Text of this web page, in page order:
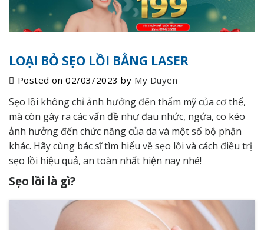
LOẠI BỎ SẸO LỒI BẰNG LASER
Posted on02/03/2023 by My Duyen
Sẹo lồi không chỉ ảnh hưởng đến thẩm mỹ của cơ thể,
mà còn gây ra các vấn đề như đau nhức, ngứa, co kéo
ảnh hưởng đến chức năng của da và một số bộ phận
khác. Hãy cùng bác sĩ tìm hiểu về sẹo lồi và cách điều trị
sẹo lồi hiệu quả, an toàn nhất hiện nay nhé!
Sẹo lồi là gì?